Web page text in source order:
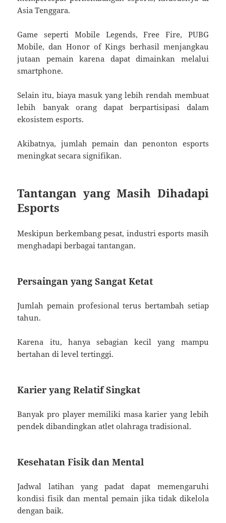
Asia Tenggara.
Game seperti Mobile Legends, Free Fire, PUBG
Mobile, dan Honor of Kings berhasil menjangkau
jutaan pemain karena dapat dimainkan melalui
smartphone.
Selain itu, biaya masuk yang lebih rendah membuat
lebih banyak orang dapat berpartisipasi dalam
ekosistem esports.
Akibatnya, jumlah pemain dan penonton esports
meningkat secara signifikan.
Tantangan yang Masih Dihadapi
Esports
Meskipun berkembang pesat, industri esports masih
menghadapi berbagai tantangan.
Persaingan yang Sangat Ketat
Jumlah pemain profesional terus bertambah setiap
tahun.
Karena itu, hanya sebagian kecil yang mampu
bertahan di level tertinggi.
Karier yang Relatif Singkat
Banyak pro player memiliki masa karier yang lebih
pendek dibandingkan atlet olahraga tradisional.
Kesehatan Fisik dan Mental
Jadwal latihan yang padat dapat memengaruhi
kondisi fisik dan mental pemain jika tidak dikelola
dengan baik.